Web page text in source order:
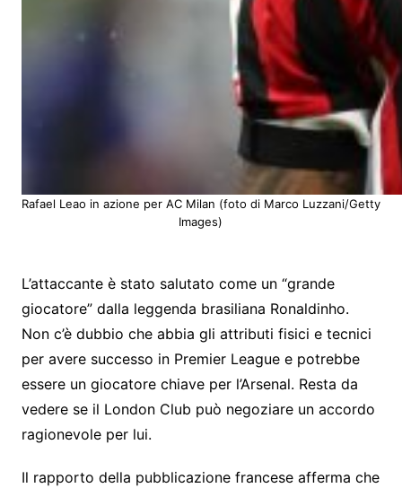
Rafael Leao in azione per AC Milan (foto di Marco Luzzani/Getty
Images)
L’attaccante è stato salutato come un “grande
giocatore” dalla leggenda brasiliana Ronaldinho.
Non c’è dubbio che abbia gli attributi fisici e tecnici
per avere successo in Premier League e potrebbe
essere un giocatore chiave per l’Arsenal. Resta da
vedere se il London Club può negoziare un accordo
ragionevole per lui.
Il rapporto della pubblicazione francese afferma che